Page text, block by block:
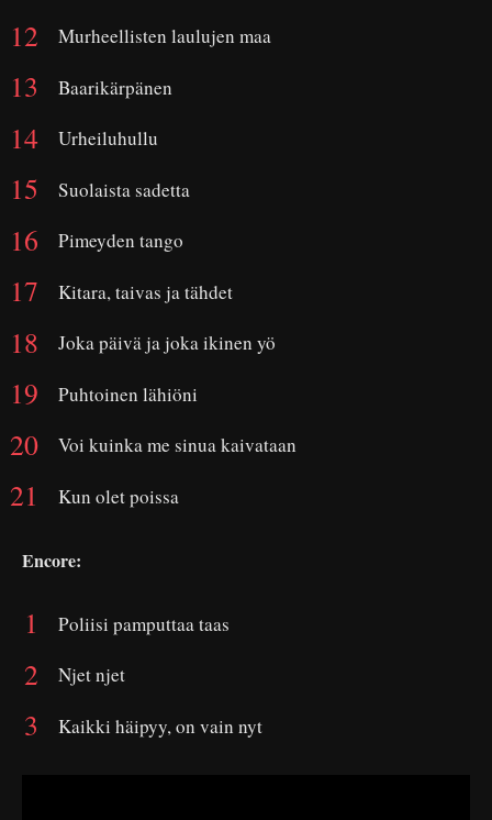
Murheellisten laulujen maa
Baarikärpänen
Urheiluhullu
Suolaista sadetta
Pimeyden tango
Kitara, taivas ja tähdet
Joka päivä ja joka ikinen yö
Puhtoinen lähiöni
Voi kuinka me sinua kaivataan
Kun olet poissa
Encore:
Poliisi pamputtaa taas
Njet njet
Kaikki häipyy, on vain nyt